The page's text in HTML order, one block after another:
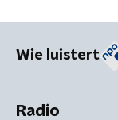
Wie luistert
Radio